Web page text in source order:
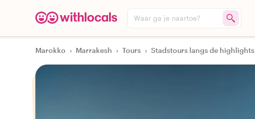
Waar ga je naartoe?
Marokko › Marrakesh › Tours › Stadstours langs de highlights